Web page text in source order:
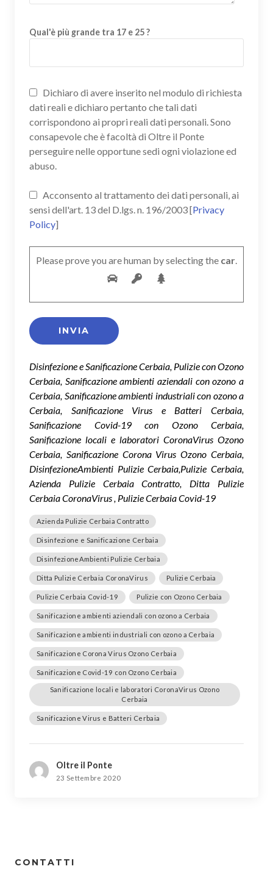
Qual'è più grande tra 17 e 25 ?
Dichiaro di avere inserito nel modulo di richiesta
dati reali e dichiaro pertanto che tali dati
corrispondono ai propri reali dati personali. Sono
consapevole che è facoltà di Oltre il Ponte
perseguire nelle opportune sedi ogni violazione ed
abuso.
Acconsento al trattamento dei dati personali, ai
sensi dell'art. 13 del D.lgs. n. 196/2003 [Privacy
Policy]
Please prove you are human by selecting the car.
Disinfezione e Sanificazione Cerbaia, Pulizie con Ozono
Cerbaia, Sanificazione ambienti aziendali con ozono a
Cerbaia, Sanificazione ambienti industriali con ozono a
Cerbaia, Sanificazione Virus e Batteri Cerbaia,
Sanificazione Covid-19 con Ozono Cerbaia,
Sanificazione locali e laboratori CoronaVirus Ozono
Cerbaia, Sanificazione Corona Virus Ozono Cerbaia,
DisinfezioneAmbienti Pulizie Cerbaia,Pulizie Cerbaia,
Azienda Pulizie Cerbaia Contratto, Ditta Pulizie
Cerbaia CoronaVirus , Pulizie Cerbaia Covid-19
Azienda Pulizie Cerbaia Contratto
Disinfezione e Sanificazione Cerbaia
DisinfezioneAmbienti Pulizie Cerbaia
Ditta Pulizie Cerbaia CoronaVirus Pulizie Cerbaia
Pulizie Cerbaia Covid-19 Pulizie con Ozono Cerbaia
Sanificazione ambienti aziendali con ozono a Cerbaia
Sanificazione ambienti industriali con ozono a Cerbaia
Sanificazione Corona Virus Ozono Cerbaia
Sanificazione Covid-19 con Ozono Cerbaia
Sanificazione locali e laboratori CoronaVirus Ozono
Cerbaia
Sanificazione Virus e Batteri Cerbaia
Oltre il Ponte
23 Settembre 2020
CONTATTI